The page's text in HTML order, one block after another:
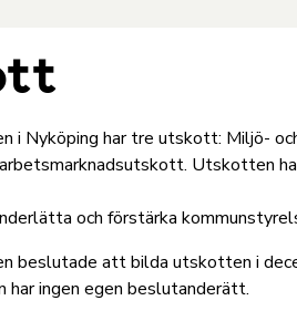
i Nyköping har tre utskott: Miljö-
Utskotten
och förstärka
beslutade att bilda utskotten i
ingen egen beslutanderätt.